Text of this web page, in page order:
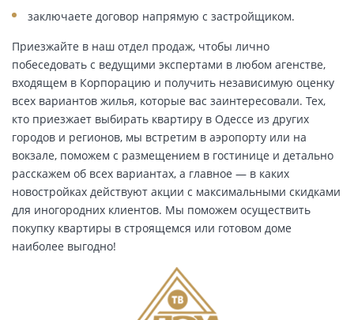
заключаете договор напрямую с застройщиком.
Приезжайте в наш отдел продаж, чтобы лично
побеседовать с ведущими экспертами в любом агенстве,
входящем в Корпорацию и получить независимую оценку
всех вариантов жилья, которые вас заинтересовали. Тех,
кто приезжает выбирать квартиру в Одессе из других
городов и регионов, мы встретим в аэропорту или на
вокзале, поможем с размещением в гостинице и детально
расскажем об всех вариантах, а главное — в каких
новостройках действуют акции с максимальными скидками
для иногородних клиентов. Мы поможем осуществить
покупку квартиры в строящемся или готовом доме
наиболее выгодно!